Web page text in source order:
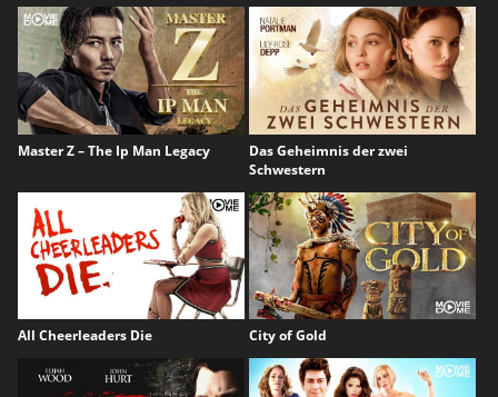
Master Z – The Ip Man Legacy
Das Geheimnis der zwei
Schwestern
All Cheerleaders Die City of Gold